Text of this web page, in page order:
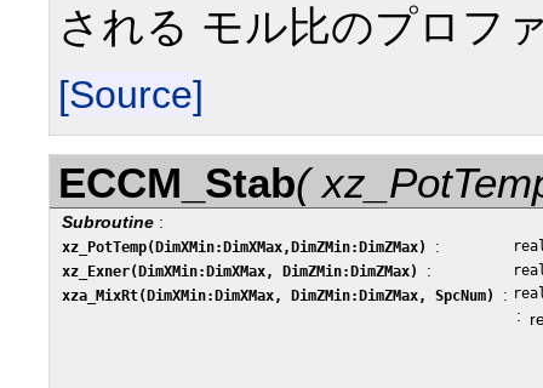
される モル比のプロフ
[Source]
ECCM_Stab(
Subroutine :
xz_PotTemp(DimXMin:DimXMax,DimZMin:DimZMax) :
xz_Exner(DimXMin:DimXMax, DimZMin:DimZMax) :
xza_MixRt(DimXMin:DimXMax, DimZMin:DimZMax, SpcNum) :
: